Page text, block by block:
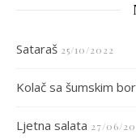
Sataraš 25/10/2022
Kolač sa šumskim
Ljetna salata 27/06/